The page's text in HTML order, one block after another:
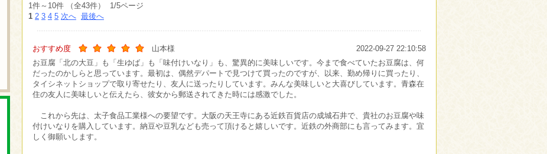
1件～10件 （全43件） 1/5ページ
1 2 3 4 5 次へ 最後へ
おすすめ度 山本様
2022-09-27 22:10:58
お豆腐「北の大豆」も「生ゆば」も「味付けいなり」も、驚異的に美味しいです。今まで食べていたお豆腐は、何
だったのかしらと思っています。最初は、偶然デパートで見つけて買ったのですが、以来、勤め帰りに買ったり、
タイシネットショップで取り寄せたり、友人に送ったりしています。みんな美味しいと大喜びしています。青森在
住の友人に美味しいと伝えたら、彼女から郵送されてきた時には感激でした。
これから先は、太子食品工業様への要望です。大阪の天王寺にある近鉄百貨店の成城石井で、貴社のお豆腐や味
付けいなりを購入しています。納豆や豆乳なども売って頂けると嬉しいです。近鉄の外商部にも言ってみます。宜
しく御願いします。